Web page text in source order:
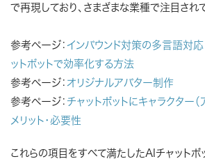
で再現しており、さまざまな業種で注目され
参考ページ： インバウンド対策の多言語対応
ットボットで効率化する方法
参考ページ： オリジナルアバター制作
参考ページ： チャットボットにキャラクター
メリット・必要性
これらの項目をすべて満たしたAIチャットボ